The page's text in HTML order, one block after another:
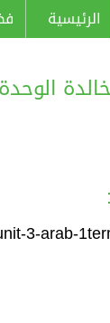
الرئيسية
الوحدة